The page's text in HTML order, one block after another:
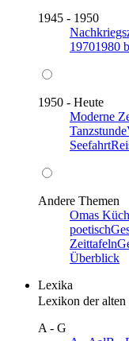
1945 - 1950
19701980
1950 - Heute
Moderne
Tanzstunde
Seefahrt
Andere Themen
Omas
poetisch
Zeittafeln
Überblick
Lexika
Lexikon der
A - G